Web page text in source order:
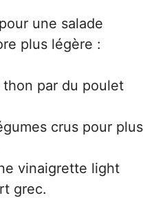
une salade
plus légère :
thon par du poulet
crus pour plus
vinaigrette light
grec.